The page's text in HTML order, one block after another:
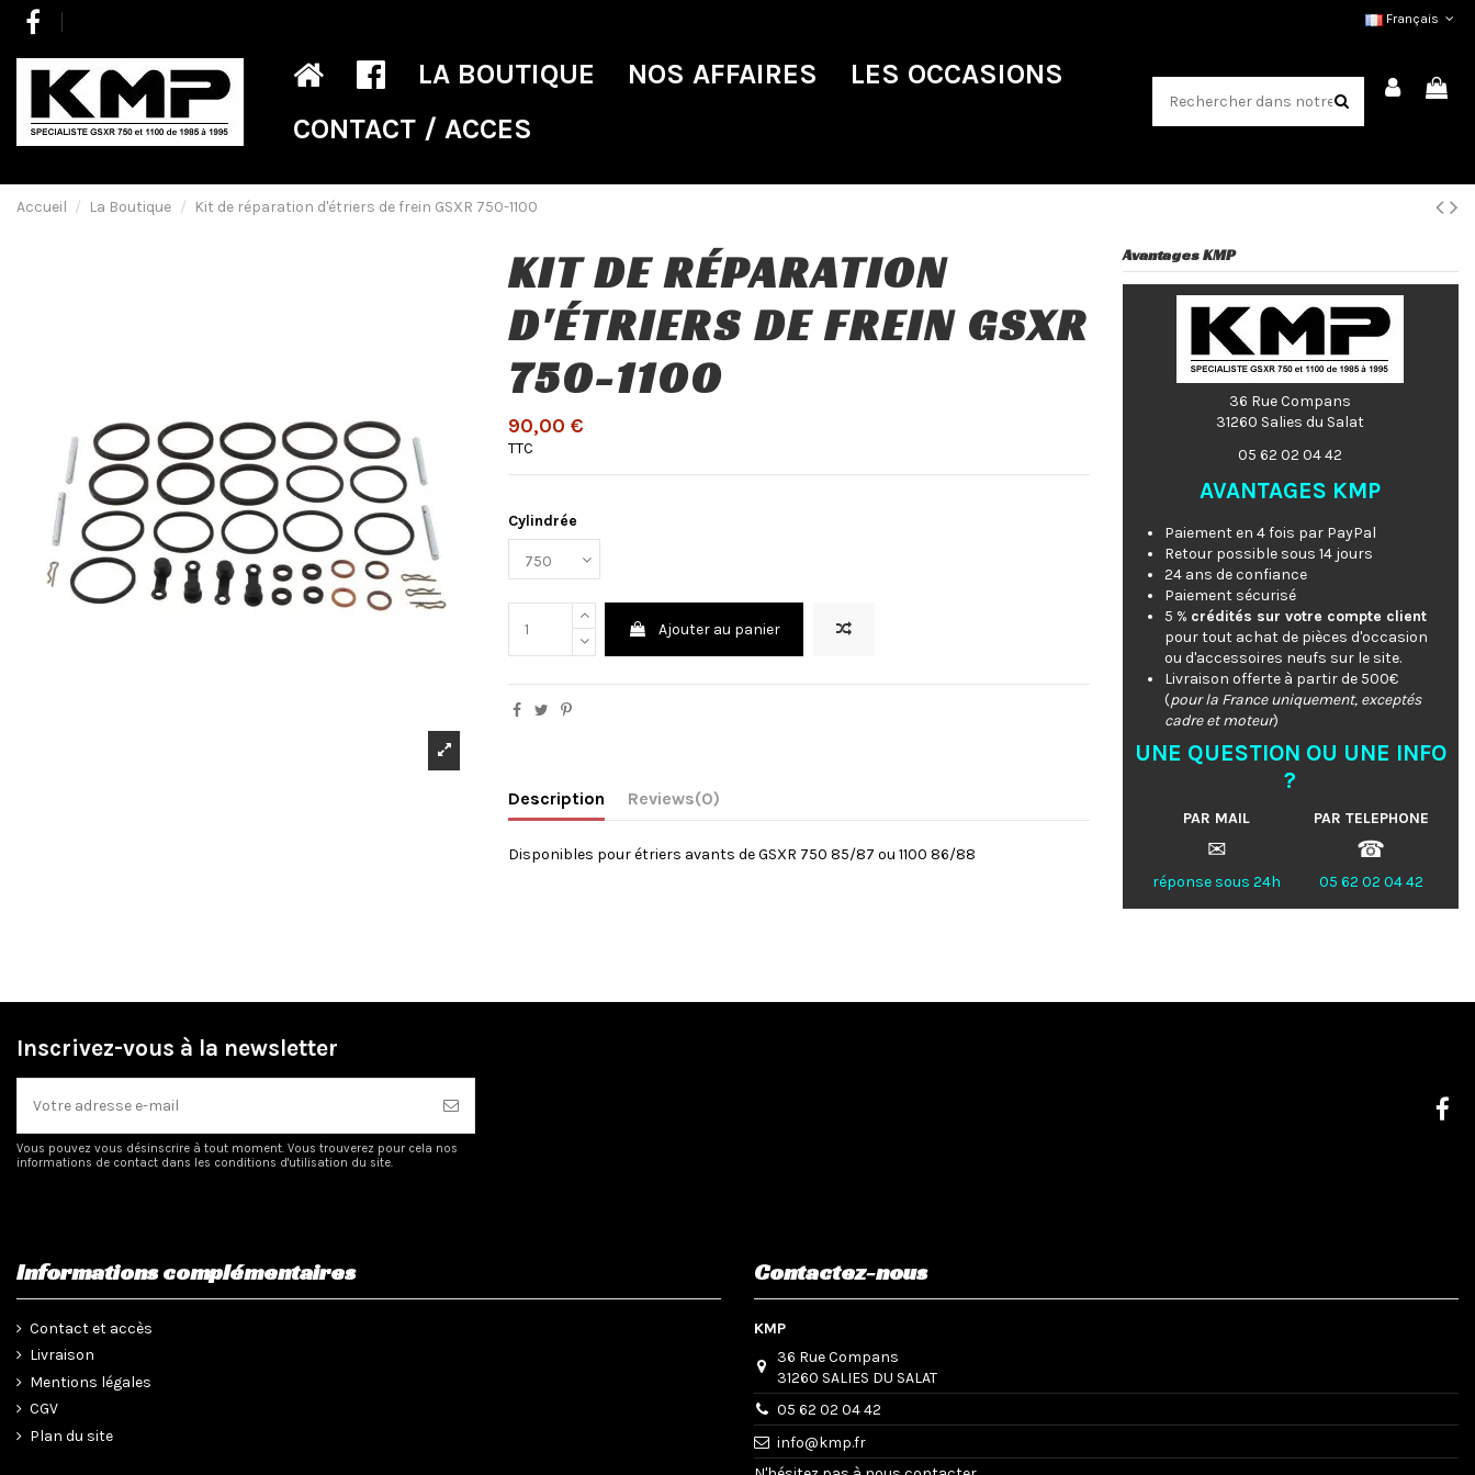
Français
LA BOUTIQUE NOS AFFAIRES
LES OCCASIONS
CONTACT / ACCES
Accueil La Boutique Kit de réparation d'étriers de frein GSXR 750-1100
KIT DE RÉPARATION
D'ÉTRIERS DE FREIN GSXR
750-1100
90,00 €
TTC
Cylindrée
Ajouter au panier
Description Reviews(0)
Disponibles pour étriers avants de GSXR 750 85/87 ou 1100 86/88
Avantages KMP
36 Rue Compans
31260 Salies du Salat
05 62 02 04 42
AVANTAGES KMP
Paiement en 4 fois par PayPal
Retour possible sous 14 jours
24 ans de confiance
Paiement sécurisé
5 % crédités sur votre compte client
pour tout achat de pièces d'occasion
ou d'accessoires neufs sur le site.
Livraison offerte à partir de 500€
(pour la France uniquement, exceptés
cadre et moteur)
UNE QUESTION OU UNE INFO
?
PAR MAIL PAR TELEPHONE
✉ ☎
réponse sous 24h 05 62 02 04 42
Inscrivez-vous à la newsletter
Vous pouvez vous désinscrire à tout moment. Vous trouverez pour cela nos
informations de contact dans les conditions d'utilisation du site.
Informations complémentaires
Contact et accès
Livraison
Mentions légales
CGV
Plan du site
Contactez-nous
KMP
36 Rue Compans
31260 SALIES DU SALAT
05 62 02 04 42
info@kmp.fr